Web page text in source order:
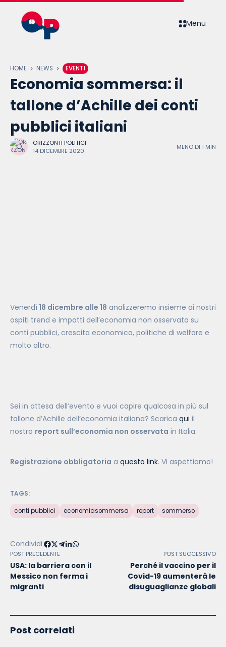
Menu
HOME NEWS EVENTI
Economia sommersa: il
tallone d’Achille dei conti
pubblici italiani
ORIZZONTI POLITICI
14 DICEMBRE 2020
MENO DI 1 MIN
Venerdì18 dicembre alle 18 analizzeremo insieme ai nostri
ospiti trend e impatti dell’economia non osservata su
conti pubblici, crescita economica, politiche di welfare e
molto altro.
Sei in attesa dell’evento e vuoi capire qualcosa in più sul
tallone d’Achille dell’economia italiana? Scarica qui il
nostro report sull’economia non osservata in Italia.
Registrazione obbligatoria a questo link. Vi aspettiamo!
TAGS:
conti pubblici economiasommersa report sommerso
Condividi:
POST PRECEDENTE
USA: la barriera con il
Messico non ferma i
migranti
POST SUCCESSIVO
Perché il vaccino per il
Covid-19 aumenterà le
disuguaglianze globali
Post correlati